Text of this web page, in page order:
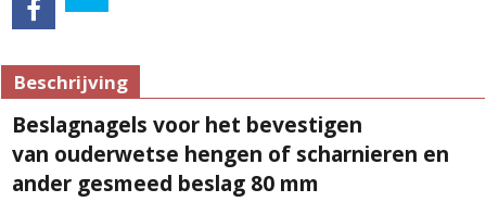
Beschrijving
Beslagnagels voor het bevestigen
van ouderwetse hengen of scharnieren en
ander gesmeed beslag 80 mm